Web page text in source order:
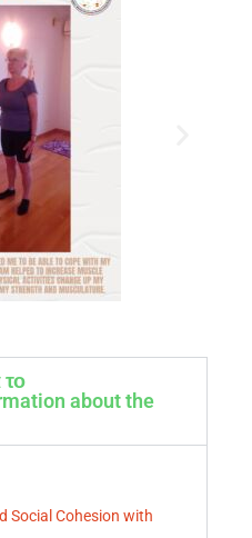
about the
Social Cohesion with